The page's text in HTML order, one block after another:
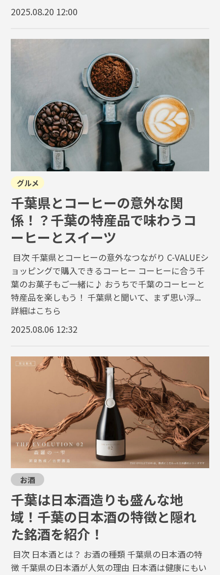
2025.08.20 12:00
グルメ
千葉県とコーヒーの意外な関
係！？千葉の特産品で味わうコ
ーヒーとスイーツ
目次 千葉県とコーヒーの意外なつながり C-VALUEシ
ョッピングで購入できるコーヒー コーヒーに合う千
葉のお菓子もご一緒に♪ おうちで千葉のコーヒーと
特産品を楽しもう！ 千葉県と聞いて、まず思い浮...
詳細はこちら
2025.08.06 12:32
お酒
千葉は日本酒造りも盛んな地
域！千葉の日本酒の特徴と隠れ
た銘酒を紹介！
目次 日本酒とは？ お酒の種類 千葉県の日本酒の特
徴 千葉県の日本酒が人気の理由 日本酒は健康にもい